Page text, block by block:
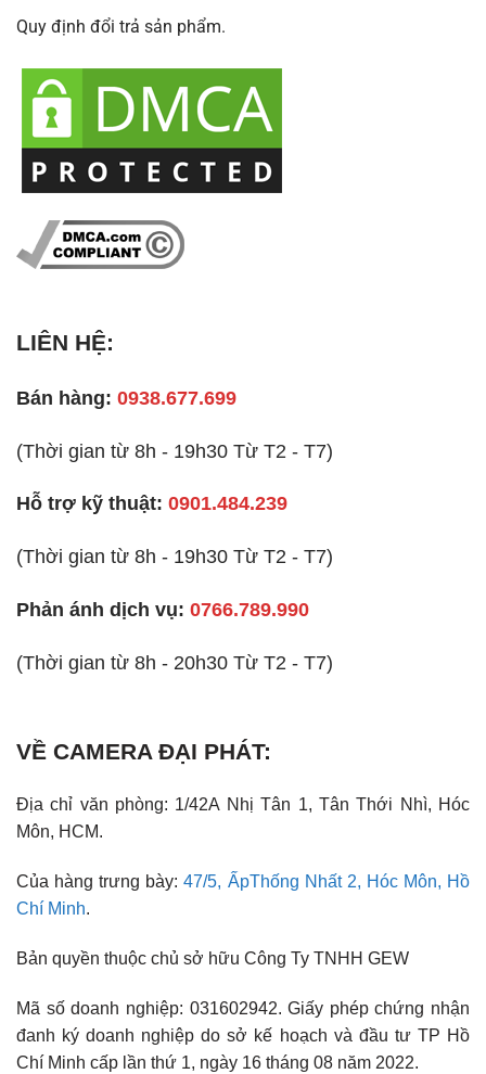
Quy định đổi trả sản phẩm.
LIÊN HỆ:
Bán hàng: 0938.677.699
(Thời gian từ 8h - 19h30 Từ T2 - T7)
Hỗ trợ kỹ thuật: 0901.484.239
(Thời gian từ 8h - 19h30 Từ T2 - T7)
Phản ánh dịch vụ: 0766.789.990
(Thời gian từ 8h - 20h30 Từ T2 - T7)
VỀ CAMERA ĐẠI PHÁT:
Địa chỉ văn phòng: 1/42A Nhị Tân 1, Tân Thới Nhì, Hóc
Môn, HCM.
Của hàng trưng bày:47/5, ẤpThống Nhất 2, Hóc Môn, Hồ
Chí Minh.
Bản quyền thuộc chủ sở hữu Công Ty TNHH GEW
Mã số doanh nghiệp: 031602942. Giấy phép chứng nhận
đanh ký doanh nghiệp do sở kế hoạch và đầu tư TP Hồ
Chí Minh cấp lần thứ 1, ngày 16 tháng 08 năm 2022.